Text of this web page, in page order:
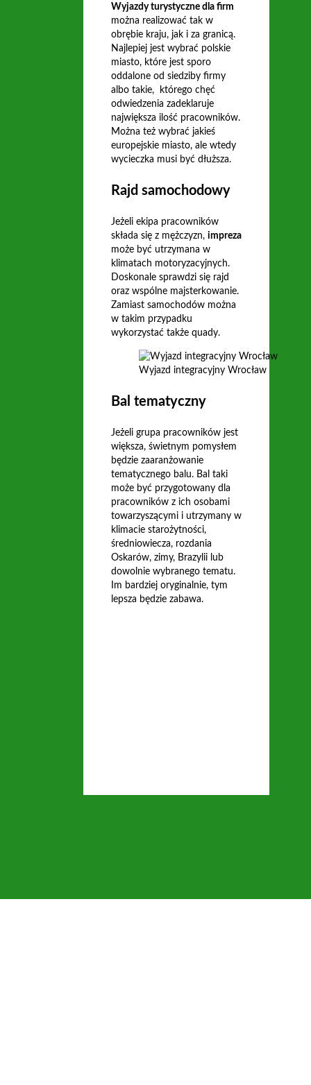
Wyjazdy turystyczne dla firm
można realizować tak w
obrębie kraju, jak i za granicą.
Najlepiej jest wybrać polskie
miasto, które jest sporo
oddalone od siedziby firmy
albo takie, którego chęć
odwiedzenia zadeklaruje
największa ilość pracowników.
Można też wybrać jakieś
europejskie miasto, ale wtedy
wycieczka musi być dłuższa.
Rajd samochodowy
Jeżeli ekipa pracowników
składa się z mężczyzn, impreza
może być utrzymana w
klimatach motoryzacyjnych.
Doskonale sprawdzi się rajd
oraz wspólne majsterkowanie.
Zamiast samochodów można
w takim przypadku
wykorzystać także quady.
Wyjazd integracyjny Wrocław
Bal tematyczny
Jeżeli grupa pracowników jest
większa, świetnym pomysłem
będzie zaaranżowanie
tematycznego balu. Bal taki
może być przygotowany dla
pracowników z ich osobami
towarzyszącymi i utrzymany w
klimacie starożytności,
średniowiecza, rozdania
Oskarów, zimy, Brazylii lub
dowolnie wybranego tematu.
Im bardziej oryginalnie, tym
lepsza będzie zabawa.